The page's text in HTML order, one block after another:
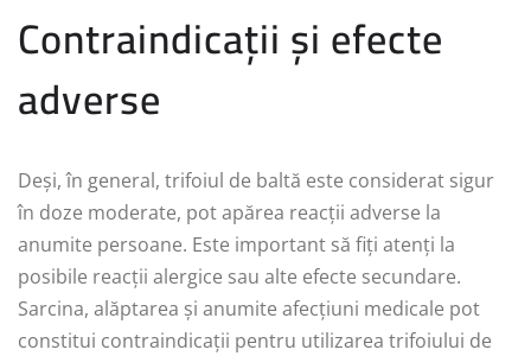
Contraindicații și efecte
adverse
Deși, în general, trifoiul de baltă este considerat sigur
în doze moderate, pot apărea reacții adverse la
anumite persoane. Este important să fiți atenți la
posibile reacții alergice sau alte efecte secundare.
Sarcina, alăptarea și anumite afecțiuni medicale pot
constitui contraindicații pentru utilizarea trifoiului de